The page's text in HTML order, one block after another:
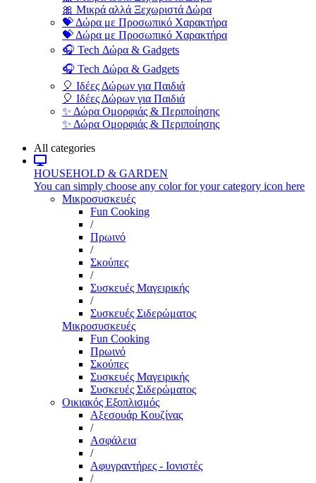
🎀 Μικρά αλλά Ξεχωριστά Δώρα
💝 Δώρα με Προσωπικό Χαρακτήρα
💝 Δώρα με Προσωπικό Χαρακτήρα
🎧 Tech Δώρα & Gadgets
🎧 Tech Δώρα & Gadgets
🎈 Ιδέες Δώρων για Παιδιά
🎈 Ιδέες Δώρων για Παιδιά
✨ Δώρα Ομορφιάς & Περιποίησης
✨ Δώρα Ομορφιάς & Περιποίησης
All categories
HOUSEHOLD & GARDEN
You can simply choose any color for your category icon here
Μικροσυσκευές
Fun Cooking
/
Πρωινό
/
Σκούπες
/
Συσκευές Μαγειρικής
/
Συσκευές Σιδερώματος
Μικροσυσκευές
Fun Cooking
Πρωινό
Σκούπες
Συσκευές Μαγειρικής
Συσκευές Σιδερώματος
Οικιακός Εξοπλισμός
Αξεσουάρ Κουζίνας
/
Ασφάλεια
/
Αφυγραντήρες - Ιονιστές
/